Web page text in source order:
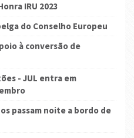
IRU 2023
do Conselho Europeu
à conversão de
- JUL entra em
passam noite a bordo de